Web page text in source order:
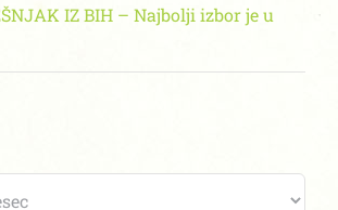
IZ BIH – Najbolji izbor je u